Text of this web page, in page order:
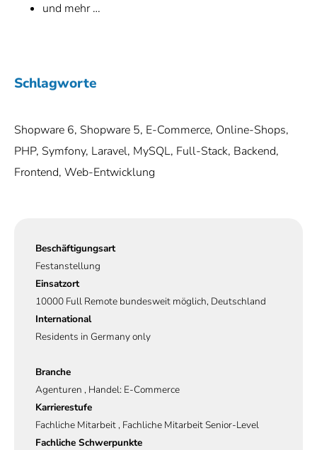
und mehr …
Schlagworte
Shopware 6, Shopware 5, E-Commerce, Online-Shops,
PHP, Symfony, Laravel, MySQL, Full-Stack, Backend,
Frontend, Web-Entwicklung
Beschäftigungsart
Festanstellung
Einsatzort
10000 Full Remote bundesweit möglich, Deutschland
International
Residents in Germany only
Branche
Agenturen , Handel: E-Commerce
Karrierestufe
Fachliche Mitarbeit , Fachliche Mitarbeit Senior-Level
Fachliche Schwerpunkte